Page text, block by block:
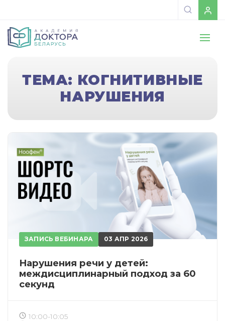
ТЕМА: КОГНИТИВНЫЕ
НАРУШЕНИЯ
ЗАПИСЬ ВЕБИНАРА 03 АПР 2026
Нарушения речи у детей:
междисциплинарный подход за 60
секунд
10:00-10:05